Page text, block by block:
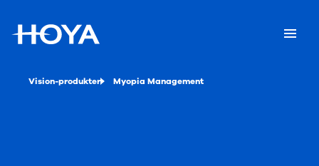
Vision-produkter Myopia Management